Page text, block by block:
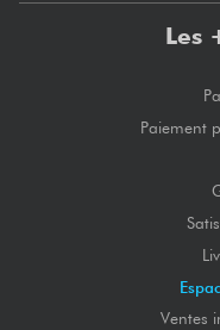
Les
Paiement
Ventes